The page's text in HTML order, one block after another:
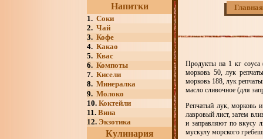
Напитки
1. Соки
2. Чай
3. Кофе
4. Какао
5. Квас
6. Компоты
7. Кисели
8. Минералка
9. Молоко
10. Коктейли
11. Вина
12. Экзотика
Кулинария
Главная
Продукты на 1 кг
морковь 50, лук
морковь 188, лук
масло сливочное (для
Репчатый лук, морковь
лавровый лист, затем
и заправляют по вкусу
мускулу морского